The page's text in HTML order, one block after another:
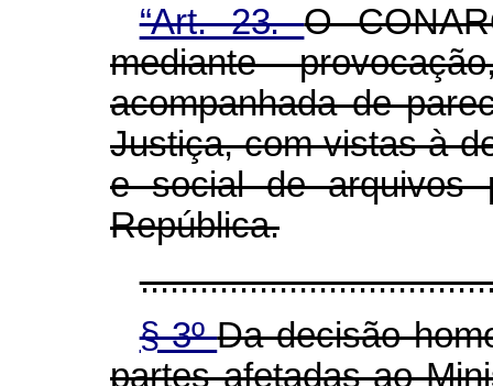
“Art. 23.O
mediante
acompanhada de
Justiça, com vistas à
e social de arquivos
República.
§ 3ºDa decisão
partes afetadas ao